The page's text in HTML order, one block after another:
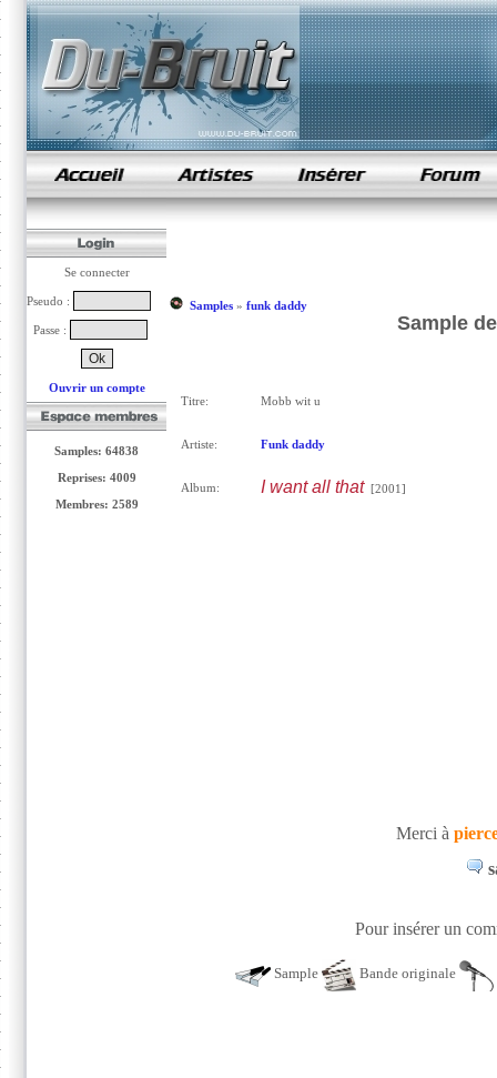
samples de rap
Se connecter
Pseudo :
Passe :
Ouvrir un compte
Samples: 64838
Reprises: 4009
Membres: 2589
Samples» funk daddy
Sample
Titre: Mobb wit u
Artiste: Funk daddy
Album: I want all that[2001]
Merci à
Pour insérer un
Sample Bande originale